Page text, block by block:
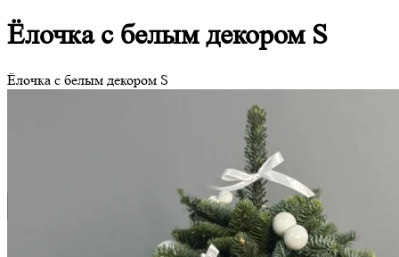
Ёлочка с белым декором S
Ёлочка с белым декором S